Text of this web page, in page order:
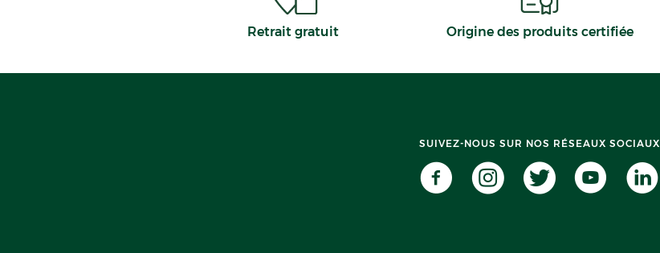
Retrait gratuit Origine des produits certifiée
SUIVEZ-NOUS SUR NOS RÉSEAUX SOCIAUX